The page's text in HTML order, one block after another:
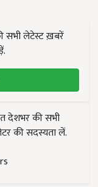
सभी लेटेस्ट ख़बरें
देशभर की सभी
की सदस्यता लें.